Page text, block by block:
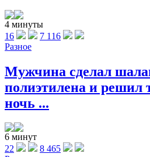
4 минуты
16
7 116
Разное
Мужчина сделал
полиэтилена и решил
ночь ...
6 минут
22
8 465